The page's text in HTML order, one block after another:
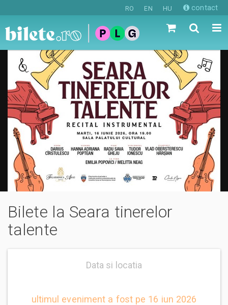
RO EN HU contact
Bilete la Seara tinerelor
talente
Data si locatia
ultimul eveniment a fost pe 16 iun 2026